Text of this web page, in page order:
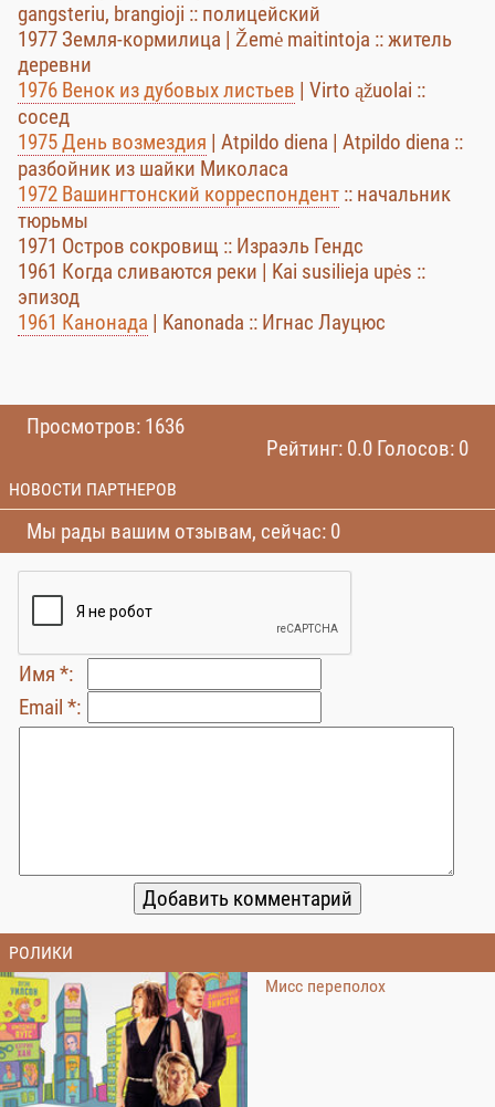
gangsteriu, brangioji :: полицейский
1977 Земля-кормилица | Žemė maitintoja :: житель
деревни
1976 Венок из дубовых листьев | Virto ąžuolai ::
сосед
1975 День возмездия | Atpildo diena | Atpildo diena ::
разбойник из шайки Миколаса
1972 Вашингтонский корреспондент :: начальник
тюрьмы
1971 Остров сокровищ :: Израэль Гендс
1961 Когда сливаются реки | Kai susilieja upės ::
эпизод
1961 Канонада | Kanonada :: Игнас Лауцюс
Просмотров: 1636
Рейтинг: 0.0 Голосов: 0
НОВОСТИ ПАРТНЕРОВ
Мы рады вашим отзывам, сейчас: 0
Имя *:
Email *:
РОЛИКИ
Мисс переполох